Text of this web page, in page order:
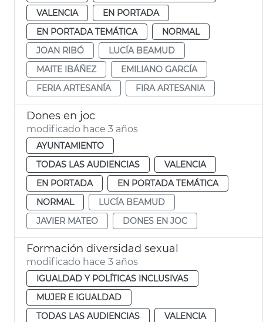
VALENCIA
EN PORTADA
EN PORTADA TEMÁTICA
NORMAL
JOAN RIBÓ
LUCÍA BEAMUD
MAITE IBÁÑEZ
EMILIANO GARCÍA
FERIA ARTESANÍA
FIRA ARTESANIA
Dones en joc
modificado hace 3 años
AYUNTAMIENTO
TODAS LAS AUDIENCIAS
VALENCIA
EN PORTADA
EN PORTADA TEMÁTICA
NORMAL
LUCÍA BEAMUD
JAVIER MATEO
DONES EN JOC
Formación diversidad sexual
modificado hace 3 años
IGUALDAD Y POLÍTICAS INCLUSIVAS
MUJER E IGUALDAD
TODAS LAS AUDIENCIAS
VALENCIA